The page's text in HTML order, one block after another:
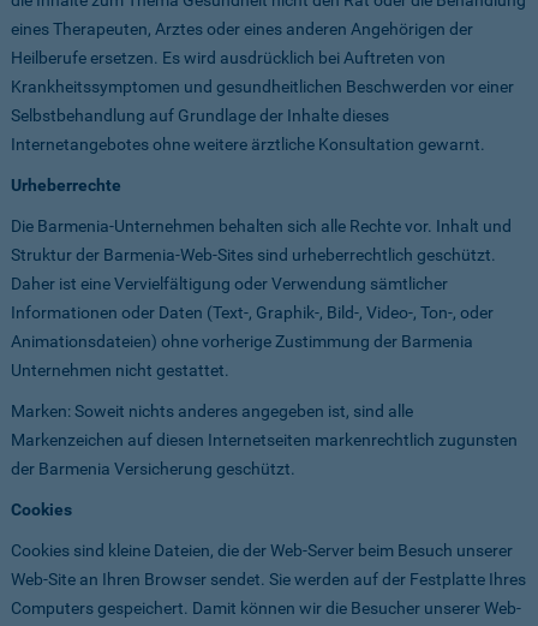
eines Therapeuten, Arztes oder eines anderen Angehörigen der
Heilberufe ersetzen. Es wird ausdrücklich bei Auftreten von
Krankheitssymptomen und gesundheitlichen Beschwerden vor einer
Selbstbehandlung auf Grundlage der Inhalte dieses
Internetangebotes ohne weitere ärztliche Konsultation gewarnt.
Urheberrechte
Die Barmenia-Unternehmen behalten sich alle Rechte vor. Inhalt und
Struktur der Barmenia-Web-Sites sind urheberrechtlich geschützt.
Daher ist eine Vervielfältigung oder Verwendung sämtlicher
Informationen oder Daten (Text-, Graphik-, Bild-, Video-, Ton-, oder
Animationsdateien) ohne vorherige Zustimmung der Barmenia
Unternehmen nicht gestattet.
Marken: Soweit nichts anderes angegeben ist, sind alle
Markenzeichen auf diesen Internetseiten markenrechtlich zugunsten
der Barmenia Versicherung geschützt.
Cookies
Cookies sind kleine Dateien, die der Web-Server beim Besuch unserer
Web-Site an Ihren Browser sendet. Sie werden auf der Festplatte Ihres
Computers gespeichert. Damit können wir die Besucher unserer Web-